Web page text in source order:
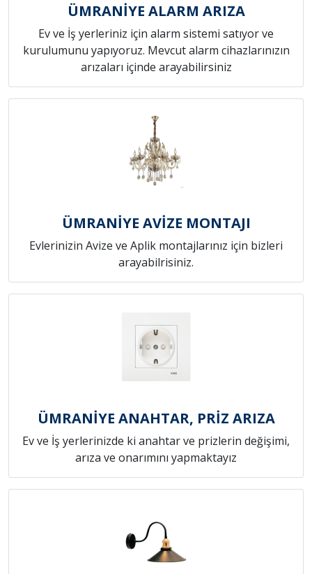
ÜMRANİYE ALARM ARIZA
Ev ve İş yerleriniz için alarm sistemi satıyor ve
kurulumunu yapıyoruz. Mevcut alarm cihazlarınızın
arızaları içinde arayabilirsiniz
ÜMRANİYE AVİZE MONTAJI
Evlerinizin Avize ve Aplik montajlarınız için bizleri
arayabilrisiniz.
ÜMRANİYE ANAHTAR, PRİZ ARIZA
Ev ve İş yerlerinizde ki anahtar ve prizlerin değişimi,
arıza ve onarımını yapmaktayız